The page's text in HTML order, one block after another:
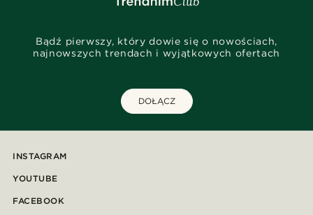
Bądź pierwszy, który dowie się o nowościach,
najnowszych trendach i wyjątkowych ofertach
DOŁĄCZ
INSTAGRAM
YOUTUBE
FACEBOOK